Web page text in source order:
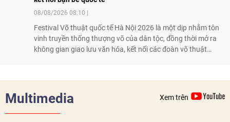
08/08/2026 08:10
Festival Võ thuật quốc tế Hà Nội 2026 là một dịp nhằm tôn
vinh truyền thống thượng võ của dân tộc, đồng thời mở ra
không gian giao lưu văn hóa, kết nối các đoàn võ thuật
Multimedia Xem trên